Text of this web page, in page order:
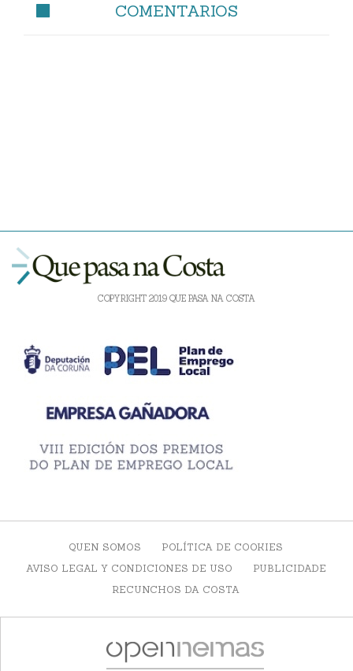
COMENTARIOS
COPYRIGHT 2019 QUE PASA NA COSTA
QUEN SOMOS
POLÍTICA DE COOKIES
AVISO LEGAL Y CONDICIONES DE USO
PUBLICIDADE
RECUNCHOS DA COSTA